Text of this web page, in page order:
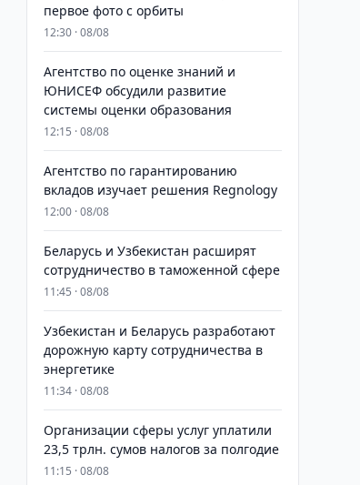
первое фото с орбиты
12:30 · 08/08
Агентство по оценке знаний и
ЮНИСЕФ обсудили развитие
системы оценки образования
12:15 · 08/08
Агентство по гарантированию
вкладов изучает решения Regnology
12:00 · 08/08
Беларусь и Узбекистан расширят
сотрудничество в таможенной сфере
11:45 · 08/08
Узбекистан и Беларусь разработают
дорожную карту сотрудничества в
энергетике
11:34 · 08/08
Организации сферы услуг уплатили
23,5 трлн. сумов налогов за полгодие
11:15 · 08/08